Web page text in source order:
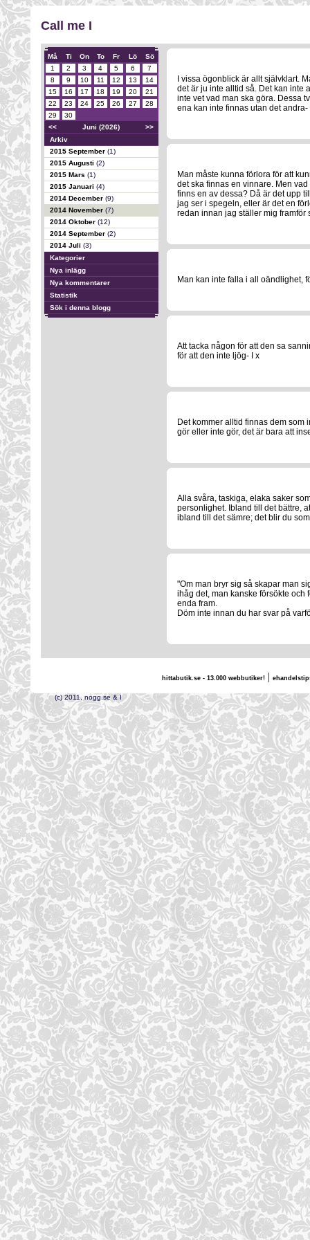
Call me I
Må Ti On To Fr Lö
Sö
1
2 3 4 5 6
7
8
9 10 11 12 13
14
15
16 17 18 19 20
21
22
23 24 25 26 27
28
29
30
<<
Juni (2026)
>>
Arkiv
2015 September (1)
2015 Augusti (2)
2015 Mars (1)
2015 Januari (4)
2014 December (9)
2014 November (7)
2014 Oktober (12)
2014 September (2)
2014 Juli (3)
Kategorier
Nya inlägg
Nya kommentarer
Statistik
Sök i denna blogg
I vissa ögonblick är allt självklart.
det är ju inte alltid så. Det kan inte
inte vet vad man ska göra. Dessa
ena kan inte finnas utan det andra-
Man måste kunna förlora för att
det ska finnas en vinnare. Men
finns en av dessa? Då är det upp
jag ser i spegeln, eller är det en
redan innan jag ställer mig framför
Man kan inte falla i all oändlighet,
Att tacka någon för att den sa
för att den inte ljög- I x
Det kommer alltid finnas dem som
gör eller inte gör, det är bara att
Alla svåra, taskiga, elaka saker
personlighet. Ibland till det bättre,
ibland till det sämre; det blir du
"Om man bryr sig så skapar man
ihåg det, man kanske försökte och
enda fram.
Döm inte innan du har svar på
hittabutik.se - 13.000 webbutiker!|
(c) 2011, nogg.se & I